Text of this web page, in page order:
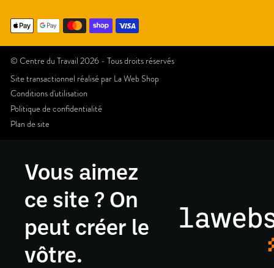
© Centre du Travail 2026 - Tous droits réservés
Site transactionnel réalisé par La Web Shop
Conditions d'utilisation
Politique de confidentialité
Plan de site
Vous aimez
ce site ? On
peut créer le
vôtre.